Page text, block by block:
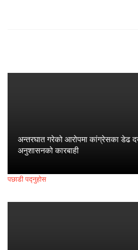
अन्तरघात गरेको आरोपमा कांग्रेसका डेढ
अनुशासनको कारबाही
पछाडी पद्नुहोस